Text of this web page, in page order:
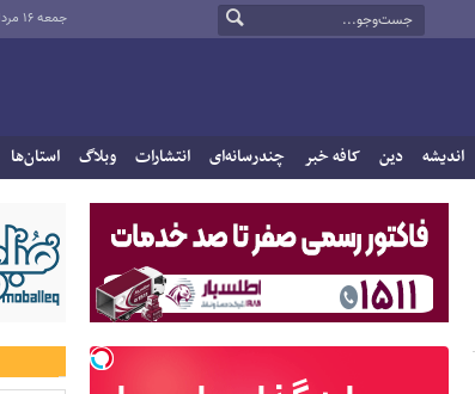
جمعه ۱۶ مرداد ۱۴۰۵
اندیشه دین کافه خبر چندرسانه‌ای انتشارات وبلاگ استان‌ها